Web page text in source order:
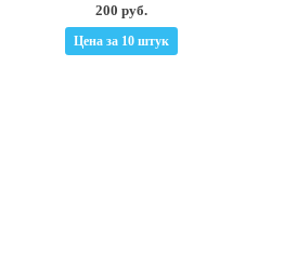
200 руб.
Цена за 10 штук